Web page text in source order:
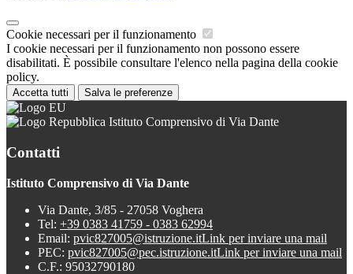
Cookie necessari per il funzionamento
I cookie necessari per il funzionamento non possono essere
disabilitati. È possibile consultare l'elenco nella pagina della cookie
policy.
Accetta tutti Salva le preferenze
Istituto Comprensivo di Via Dante
Contatti
Istituto Comprensivo di Via Dante
Via Dante, 3/85 - 27058 Voghera
Tel: +39 0383 41759 - 0383 62994
Email: pvic827005@istruzione.itLink per inviare una mail
PEC: pvic827005@pec.istruzione.itLink per inviare una mail
C.F.: 95032790180